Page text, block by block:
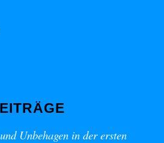
Unbehagen in der ersten